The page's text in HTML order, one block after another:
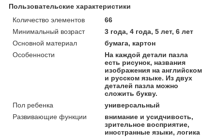
Пользовательские характеристики
Количество элементов
66
Минимальный возраст
3 года, 4 года, 5 лет, 6 лет
Основной материал
бумага, картон
Особенности
На каждой детали пазла
есть рисунок, названия
изображения на английском
и русском языке. Из двух
деталей пазла можно
сложить букву.
Пол ребенка
универсальный
Развивающие функции
внимание и усидчивость,
зрительное восприятие,
иностранные языки, логика